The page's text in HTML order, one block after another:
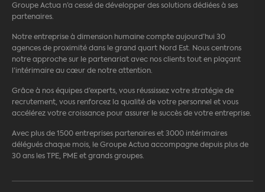
Groupe Actua n’a cessé de développer des solutions dédiées à ses
partenaires.
Notre entreprise à dimension humaine compte aujourd’hui 30
agences de proximité dans le grand quart Nord Est. Nous centrons
notre approche sur le partenariat avec nos clients tout en plaçant
l’intérimaire au cœur de notre attention.
Grâce à nos équipes d’experts, vous réussissez votre stratégie de
recrutement, vous renforcez la qualité de votre personnel et vous
accélérez votre croissance pour assurer le succès de votre entreprise.
Avec plus de 1500 entreprises partenaires et 3000 intérimaires
délégués chaque mois, le Groupe Actua accompagne depuis plus de
30 ans les TPE, PME et grands groupes.